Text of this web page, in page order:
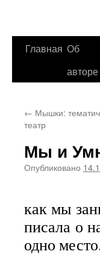
Перейти
Главная Об
авторе
← Мышки:
театр
Мы и
Опубликовано
как мы
писала о
одно